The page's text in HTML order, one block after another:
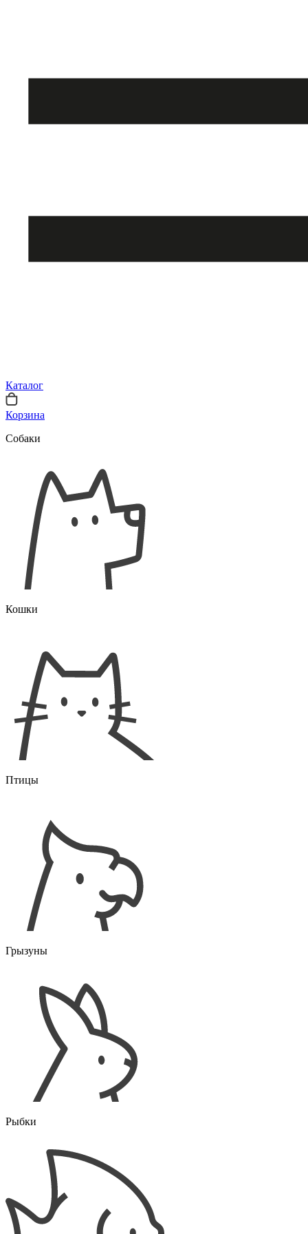
Каталог
Корзина
Собаки
Кошки
Птицы
Грызуны
Рыбки